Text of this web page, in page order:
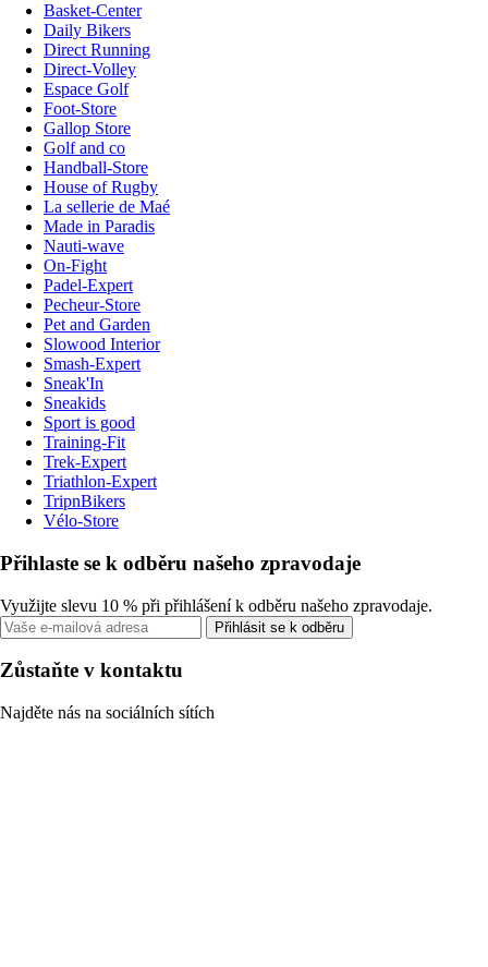
Basket-Center
Daily Bikers
Direct Running
Direct-Volley
Espace Golf
Foot-Store
Gallop Store
Golf and co
Handball-Store
House of Rugby
La sellerie de Maé
Made in Paradis
Nauti-wave
On-Fight
Padel-Expert
Pecheur-Store
Pet and Garden
Slowood Interior
Smash-Expert
Sneak'In
Sneakids
Sport is good
Training-Fit
Trek-Expert
Triathlon-Expert
TripnBikers
Vélo-Store
Přihlaste se k odběru našeho zpravodaje
Využijte slevu 10 % při přihlášení k odběru našeho zpravodaje.
Přihlásit se k odběru
Zůstaňte v kontaktu
Najděte nás na sociálních sítích